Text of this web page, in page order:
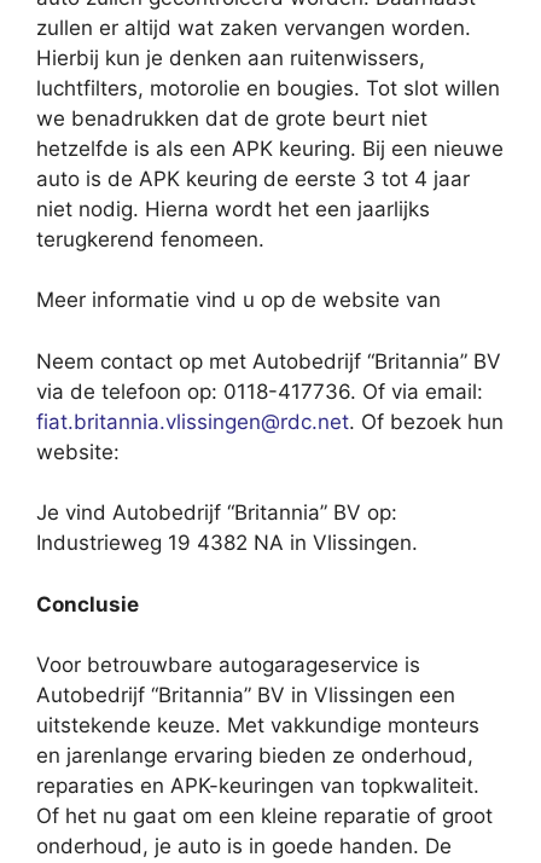
zullen er altijd wat zaken vervangen worden.
Hierbij kun je denken aan ruitenwissers,
luchtfilters, motorolie en bougies. Tot slot willen
we benadrukken dat de grote beurt niet
hetzelfde is als een APK keuring. Bij een nieuwe
auto is de APK keuring de eerste 3 tot 4 jaar
niet nodig. Hierna wordt het een jaarlijks
terugkerend fenomeen.
Meer informatie vind u op de website van
Neem contact op met Autobedrijf “Britannia” BV
via de telefoon op: 0118-417736. Of via email:
fiat.britannia.vlissingen@rdc.net. Of bezoek hun
website:
Je vind Autobedrijf “Britannia” BV op:
Industrieweg 19 4382 NA in Vlissingen.
Conclusie
Voor betrouwbare autogarageservice is
Autobedrijf “Britannia” BV in Vlissingen een
uitstekende keuze. Met vakkundige monteurs
en jarenlange ervaring bieden ze onderhoud,
reparaties en APK-keuringen van topkwaliteit.
Of het nu gaat om een kleine reparatie of groot
onderhoud, je auto is in goede handen. De